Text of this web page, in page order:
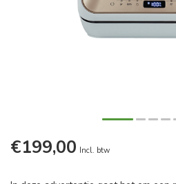
€199,00 Incl. btw